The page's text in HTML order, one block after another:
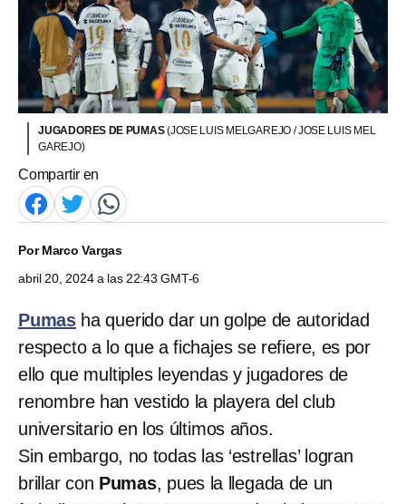
JUGADORES DE PUMAS(JOSE LUIS MELGAREJO / JOSE LUIS MEL
GAREJO)
Compartir en
PorMarco Vargas
abril 20, 2024 a las 22:43 GMT-6
Pumas ha querido dar un golpe de autoridad
respecto a lo que a fichajes se refiere, es por
ello que multiples leyendas y jugadores de
renombre han vestido la playera del club
universitario en los últimos años.
Sin embargo, no todas las ‘estrellas’ logran
brillar con Pumas, pues la llegada de un